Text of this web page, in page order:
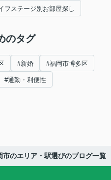
フステージ別お部屋探し
のタグ
#新婚 #福岡市博多区
#通勤・利便性
市のエリア・駅選びのブログ一覧